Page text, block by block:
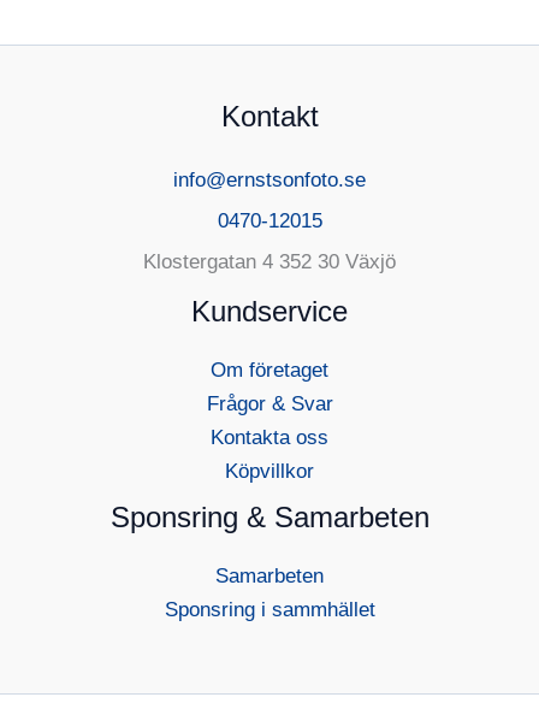
Kontakt
info@ernstsonfoto.se
0470-12015
Klostergatan 4 352 30 Växjö
Kundservice
Om företaget
Frågor & Svar
Kontakta oss
Köpvillkor
Sponsring & Samarbeten
Samarbeten
Sponsring i sammhället